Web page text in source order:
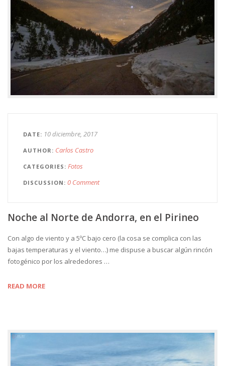
DATE 10 diciembre, 2017
AUTHOR Carlos Castro
CATEGORIES Fotos
DISCUSSION 0 Comment
Noche al Norte de Andorra, en el Pirineo
Con algo de viento y a 5ºC bajo cero (la cosa se complica con las
bajas temperaturas y el viento…) me dispuse a buscar algún rincón
fotogénico por los alrededores …
READ MORE